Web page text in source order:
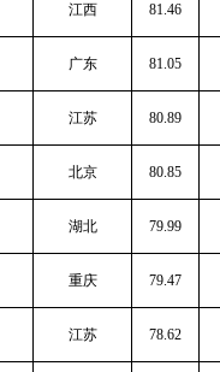
江西 81.46
广东 81.05
江苏 80.89
北京 80.85
湖北 79.99
重庆 79.47
江苏 78.62